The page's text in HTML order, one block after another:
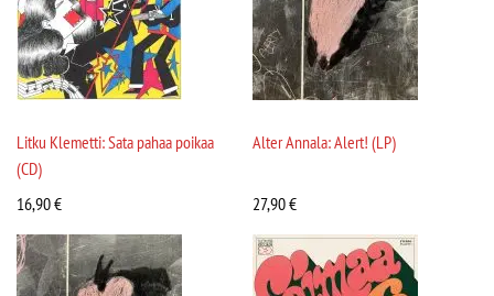
Litku Klemetti: Sata pahaa poikaa
(CD)
16,90€
Alter Annala: Alert! (LP)
27,90€